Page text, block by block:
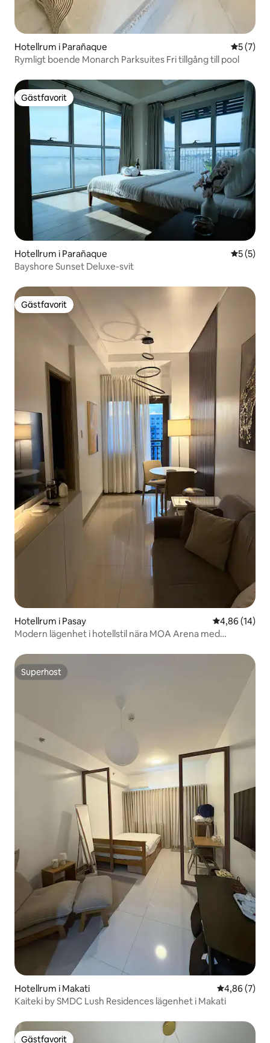
Hotellrum i Parañaque 5 av 5 i
5 (7)
Rymligt boende Monarch Parksuites Fri tillgång till pool
Gästfavorit
Gästfavorit
Hotellrum i Parañaque 5 av 5 i
5 (5)
Bayshore Sunset Deluxe-svit
Gästfavorit
Gästfavorit
Hotellrum i Pasay 4,86 av 5 i
4,86 (14)
Modern lägenhet i hotellstil nära MOA Arena med
Superhost
Superhost
Hotellrum i Makati 4,86 av 5 i
4,86 (7)
Kaiteki by SMDC Lush Residences lägenhet i Makati
Gästfavorit